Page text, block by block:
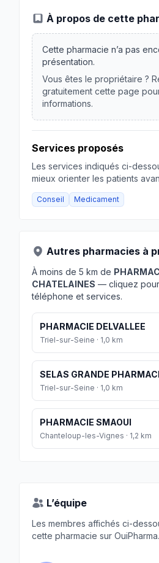
À propos de cette
Cette pharmacie n’a pas
présentation.
Vous êtes le propriétaire ?
gratuitement cette page
informations.
Services proposés
Les services indiqués ci-
mieux orienter les patients
Conseil Medicament
Autres pharmacies à
À moins de 5 km de
CHATELAINES — cliquez pour
téléphone et services.
PHARMACIE DELVALLEE
Triel-sur-Seine · 1,0 km
SELAS GRANDE
Triel-sur-Seine · 1,0 km
PHARMACIE SMAOUI
Chanteloup-les-Vignes · 1,2 km
L’équipe
Les membres affichés ci-
cette pharmacie sur OuiPharma.